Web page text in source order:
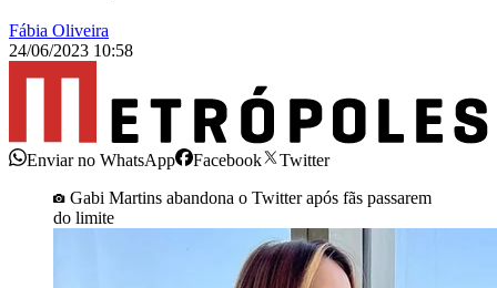
Fábia Oliveira
24/06/2023 10:58
Enviar no WhatsApp Facebook
Twitter
Gabi Martins abandona o Twitter após fãs passarem
do limite